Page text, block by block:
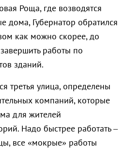
Роща, где возводятся
дома, Губернатор обратился
как можно скорее, до
работы по
зданий.
третья улица, определены
компаний, которые
для жителей
Надо быстрее работать –
все «мокрые» работы